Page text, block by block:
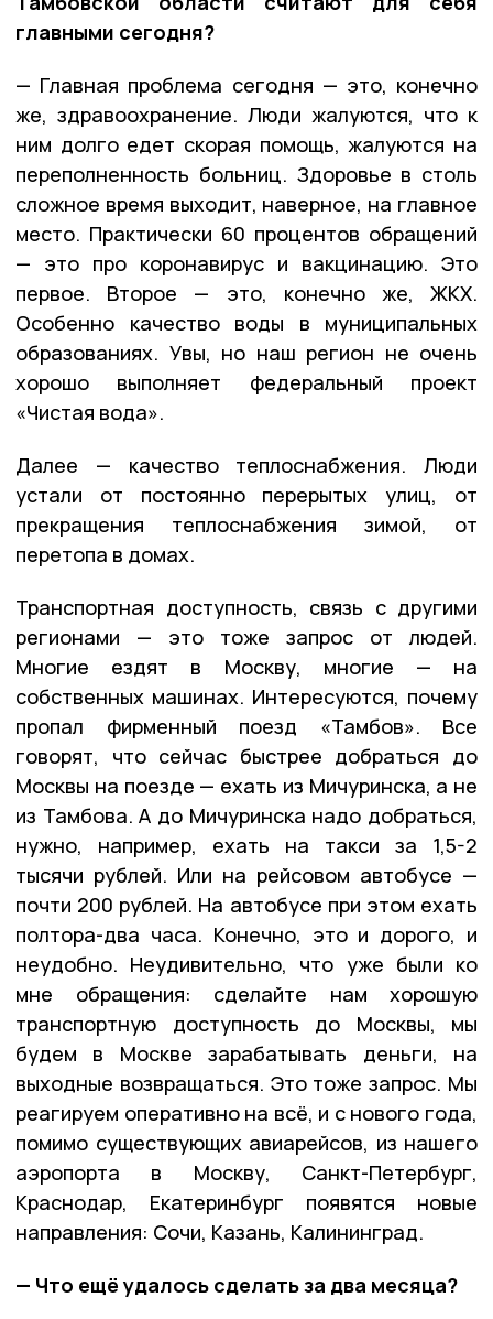
главными сегодня?
— Главная проблема сегодня — это, конечно
же, здравоохранение. Люди жалуются, что к
ним долго едет скорая помощь, жалуются на
переполненность больниц. Здоровье в столь
сложное время выходит, наверное, на главное
место. Практически 60 процентов обращений
— это про коронавирус и вакцинацию. Это
первое. Второе — это, конечно же, ЖКХ.
Особенно качество воды в муниципальных
образованиях. Увы, но наш регион не очень
хорошо выполняет федеральный проект
«Чистая вода».
Далее — качество теплоснабжения. Люди
устали от постоянно перерытых улиц, от
прекращения теплоснабжения зимой, от
перетопа в домах.
Транспортная доступность, связь с другими
регионами — это тоже запрос от людей.
Многие ездят в Москву, многие — на
собственных машинах. Интересуются, почему
пропал фирменный поезд «Тамбов». Все
говорят, что сейчас быстрее добраться до
Москвы на поезде — ехать из Мичуринска, а не
из Тамбова. А до Мичуринска надо добраться,
нужно, например, ехать на такси за 1,5-2
тысячи рублей. Или на рейсовом автобусе —
почти 200 рублей. На автобусе при этом ехать
полтора-два часа. Конечно, это и дорого, и
неудобно. Неудивительно, что уже были ко
мне обращения: сделайте нам хорошую
транспортную доступность до Москвы, мы
будем в Москве зарабатывать деньги, на
выходные возвращаться. Это тоже запрос. Мы
реагируем оперативно на всё, и с нового года,
помимо существующих авиарейсов, из нашего
аэропорта в Москву, Санкт-Петербург,
Краснодар, Екатеринбург появятся новые
направления: Сочи, Казань, Калининград.
— Что ещё удалось сделать за два месяца?